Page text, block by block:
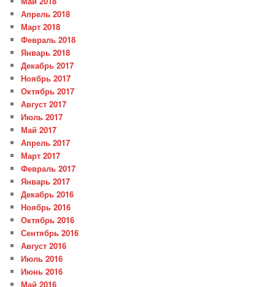
Апрель 2018
Март 2018
Февраль 2018
Январь 2018
Декабрь 2017
Ноябрь 2017
Октябрь 2017
Август 2017
Июль 2017
Май 2017
Апрель 2017
Март 2017
Февраль 2017
Январь 2017
Декабрь 2016
Ноябрь 2016
Октябрь 2016
Сентябрь 2016
Август 2016
Июль 2016
Июнь 2016
Май 2016